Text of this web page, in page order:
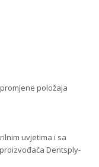
položaja
uvjetima i sa
Dentsply-